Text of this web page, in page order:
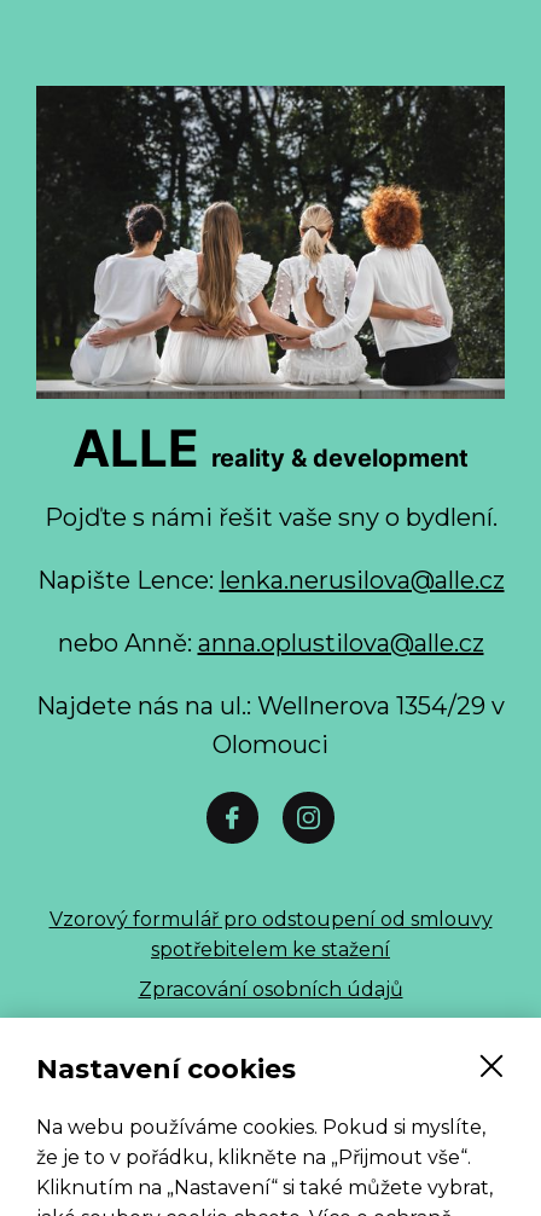
Nastavení cookies
Na webu používáme cookies. Pokud si myslíte,
že je to v pořádku, klikněte na „Přijmout vše“.
Kliknutím na „Nastavení“ si také můžete vybrat,
ALLE reality & development
Pojďte s námi řešit vaše sny o bydlení.
Napište Lence: lenka.nerusilova@alle.cz
nebo Anně: anna.oplustilova@alle.cz
Najdete nás na ul.: Wellnerova 1354/29 v
Olomouci
Vzorový formulář pro odstoupení od smlouvy
spotřebitelem ke stažení
Zpracování osobních údajů